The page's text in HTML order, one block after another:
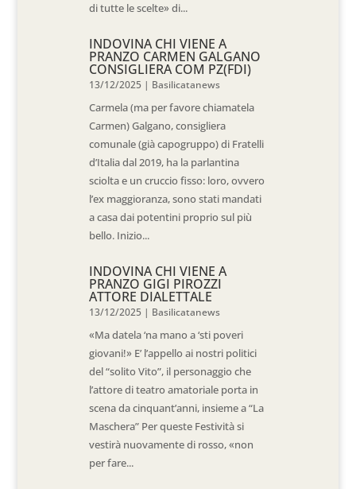
di tutte le scelte» di...
INDOVINA CHI VIENE A
PRANZO CARMEN GALGANO
CONSIGLIERA COM PZ(FDI)
13/12/2025 | Basilicatanews
Carmela (ma per favore chiamatela
Carmen) Galgano, consigliera
comunale (già capogruppo) di Fratelli
d’Italia dal 2019, ha la parlantina
sciolta e un cruccio fisso: loro, ovvero
l’ex maggioranza, sono stati mandati
a casa dai potentini proprio sul più
bello. Inizio...
INDOVINA CHI VIENE A
PRANZO GIGI PIROZZI
ATTORE DIALETTALE
13/12/2025 | Basilicatanews
«Ma datela ‘na mano a ‘sti poveri
giovani!» E’ l’appello ai nostri politici
del “solito Vito”, il personaggio che
l’attore di teatro amatoriale porta in
scena da cinquant’anni, insieme a “La
Maschera” Per queste Festività si
vestirà nuovamente di rosso, «non
per fare...